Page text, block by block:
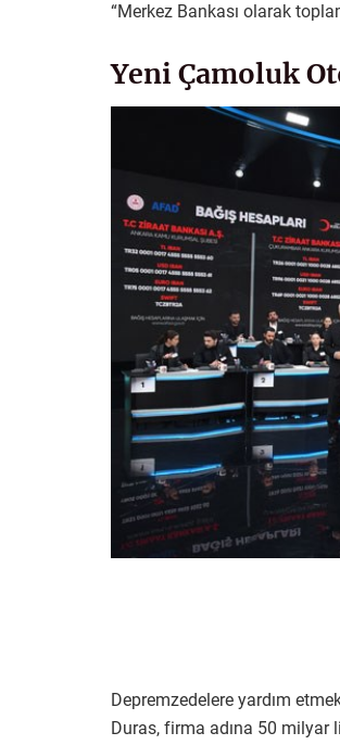
“Merkez Bankası olarak
Yeni Çamoluk
Depremzedelere yardım
Duras, firma adına 50 milyar